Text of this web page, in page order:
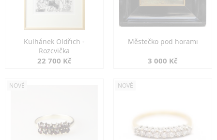
Kulhánek Oldřich -
Rozcvička
22 700 Kč
Městečko pod horami
3 000 Kč
NOVÉ NOVÉ